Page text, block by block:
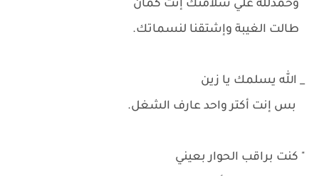
وحمدلله علي سلامتك إنت كمان
طالت الغيبة وإشتقنا لنسماتك.
_ الله يسلمك يا زين
بس إنت أكتر واحد عارف الشغل.
" كنت براقب الحوار بعيني